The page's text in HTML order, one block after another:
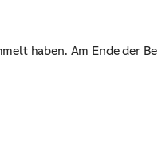
haben. Am Ende der